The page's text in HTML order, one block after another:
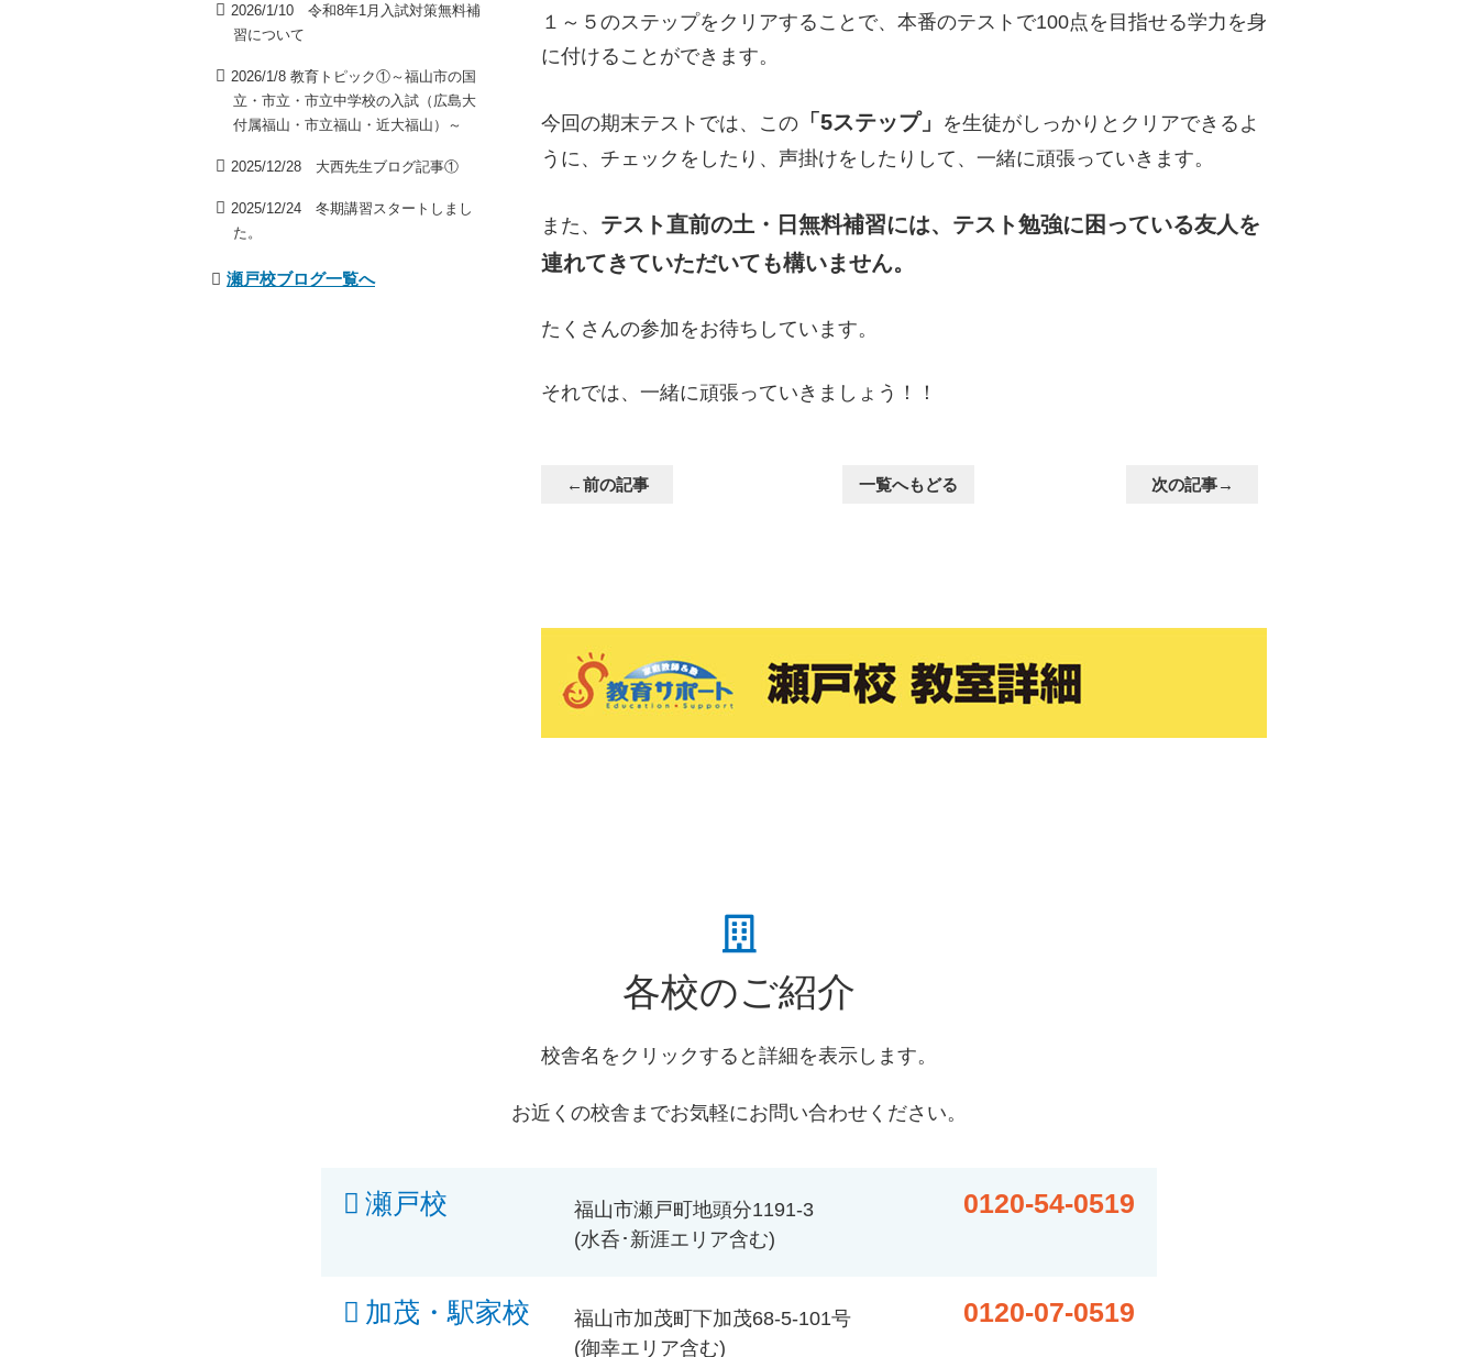
１～５のステップをクリアすることで、本番のテストで100点を目指せる学力を身
に付けることができます。
今回の期末テストでは、この 「5ステップ」
を生徒がしっかりとクリアできるよ
うに、チェックをしたり、声掛けをしたりして、一緒に頑張っていきます。
また、 テスト直前の土・日無料補習には、テスト勉強に困っている友人を
連れてきていただいても構いません。
たくさんの参加をお待ちしています。
それでは、一緒に頑張っていきましょう！！
←前の記事 一覧へもどる 次の記事→
2026/1/10 令和8年1月入試対策無料補
習について
2026/1/8 教育トピック①～福山市の国
立・市立・市立中学校の入試（広島大
付属福山・市立福山・近大福山）～
2025/12/28 大西先生ブログ記事①
2025/12/24 冬期講習スタートしまし
た。
瀬戸校ブログ一覧へ
各校のご紹介
校舎名をクリックすると詳細を表示します。
お近くの校舎までお気軽にお問い合わせください。
瀬戸校
福山市瀬戸町地頭分1191-3
(水呑･新涯エリア含む)
0120-54-0519
加茂・駅家校
福山市加茂町下加茂68-5-101号
(御幸エリア含む)
0120-07-0519